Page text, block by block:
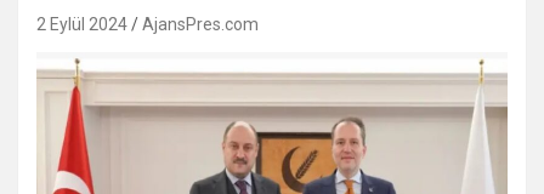
2 Eylül 2024 AjansPres.com